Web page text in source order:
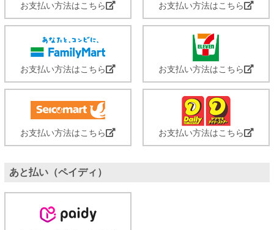
お支払い方法はこちら お支払い方法はこちら
お支払い方法はこちら お支払い方法はこちら
お支払い方法はこちら お支払い方法はこちら
あと払い（ペイディ）